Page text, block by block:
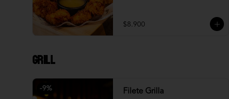
$8.900
Grill
-9% Filete Grilla